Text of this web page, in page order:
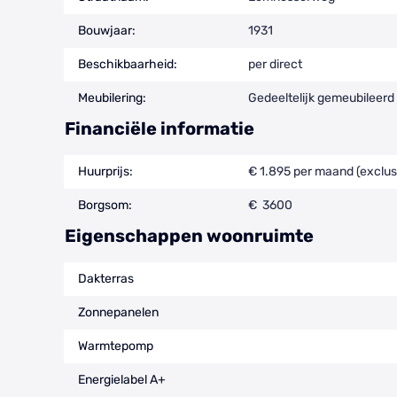
Bouwjaar: 1931
Beschikbaarheid: per direct
Meubilering: Gedeeltelijk gemeubileerd
Financiële informatie
Huurprijs: € 1.895 per maand
Borgsom: € 3600
Eigenschappen woonruimte
Dakterras
Zonnepanelen
Warmtepomp
Energielabel A+